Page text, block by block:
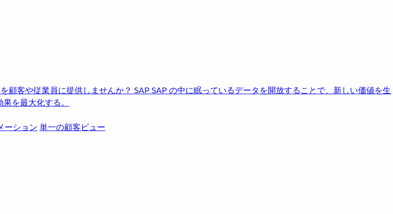
顧客や従業員に提供しませんか？ SAPSAP の中に眠っているデータを開放することで、新しい価値を生
を最大化する。
ーション 単一の顧客ビュー